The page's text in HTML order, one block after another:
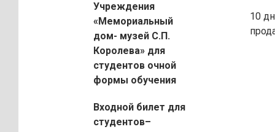
Учреждения
«Мемориальный
дом- музей С.П.
Королева» для
студентов очной
формы обучения
Входной билет для
студентов–
10